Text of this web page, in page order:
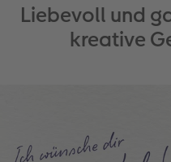
Liebevoll und
kreative